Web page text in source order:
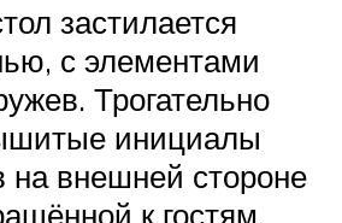
застилается
с элементами
Трогательно
инициалы
на внешней стороне
к гостям.